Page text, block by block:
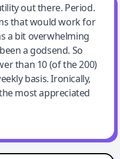
out there. Period.
that would work for
a bit overwhelming
a godsend. So
than 10 (of the 200)
basis. Ironically,
most appreciated